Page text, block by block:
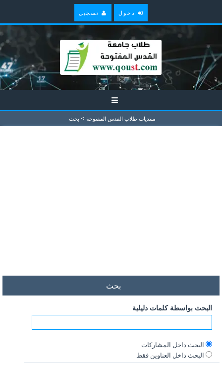
دخول تسجيل
منتديات طلاب القدس المفتوحة > بحث
بحث
البحث بواسطة كلمات دليلية
البحث داخل المشاركات
البحث داخل العناوين فقط